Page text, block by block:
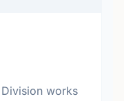
works